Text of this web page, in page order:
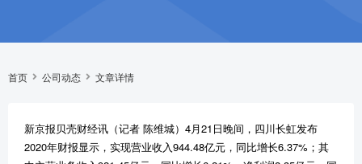
首页 公司动态 文章详情
新京报贝壳财经讯（记者 陈维城）4月21日晚间，四川长虹发布
2020年财报显示，实现营业收入944.48亿元，同比增长6.37%；其